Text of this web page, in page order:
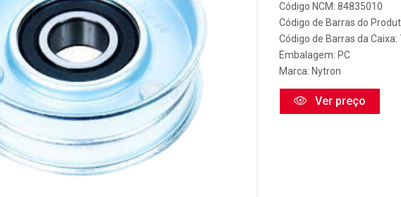
Código NCM: 84835010
Código de Barras do
Código de Barras da
Embalagem: PC
Marca: Nytron
Ver preço